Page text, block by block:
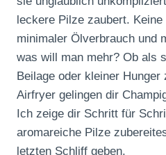
leckere Pilze zaubert.
minimaler Ölverbrauch und
was will man mehr? Ob als
Beilage oder kleiner
Airfryer gelingen dir
Ich zeige dir Schritt für
aromareiche Pilze
letzten Schliff geben.